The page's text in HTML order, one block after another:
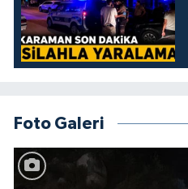
Foto Galeri